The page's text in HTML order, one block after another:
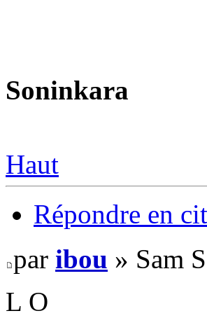
Soninkara
Haut
Répondre en
par ibou » Sam
L O